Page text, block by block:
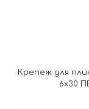
Крепеж для
6х30